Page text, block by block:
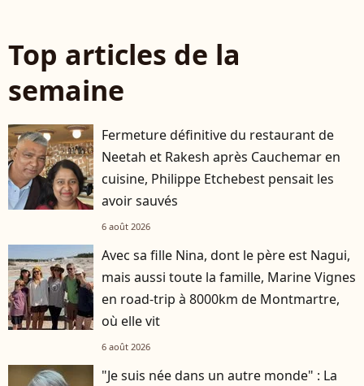
Top articles de la
semaine
Fermeture définitive du restaurant de
Neetah et Rakesh après Cauchemar en
cuisine, Philippe Etchebest pensait les
avoir sauvés
6 août 2026
Avec sa fille Nina, dont le père est Nagui,
mais aussi toute la famille, Marine Vignes
en road-trip à 8000km de Montmartre,
où elle vit
6 août 2026
"Je suis née dans un autre monde" : La